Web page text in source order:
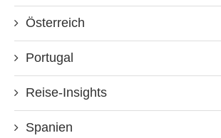
Österreich
Portugal
Reise-Insights
Spanien